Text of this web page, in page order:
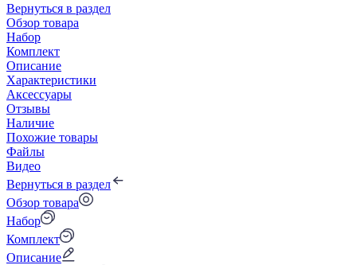
Вернуться в раздел
Обзор товара
Набор
Комплект
Описание
Характеристики
Аксессуары
Отзывы
Наличие
Похожие товары
Файлы
Видео
Вернуться в раздел
Обзор товара
Набор
Комплект
Описание